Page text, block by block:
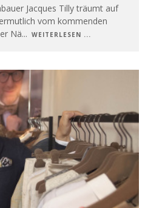
Jacques Tilly träumt auf
vom kommenden
Nä... WEITERLESEN ...